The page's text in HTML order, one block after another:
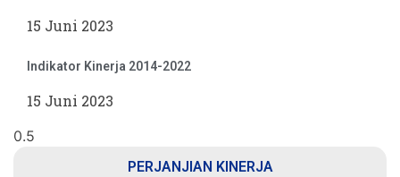
15 Juni 2023
Indikator Kinerja 2014-2022
15 Juni 2023
PERJANJIAN KINERJA